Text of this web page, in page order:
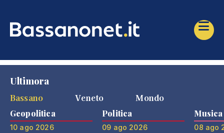
Ultimora
Bassano
Veneto Mondo
Geopolitica
10 ago 2026
Politica
09 ago 2026
Musica
08 ago